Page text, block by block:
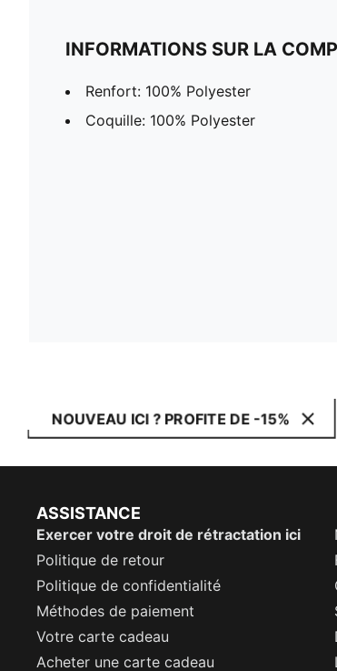
INFORMATIONS SUR LA
Renfort: 100% Polyester
Coquille: 100% Polyester
NOUVEAU ICI ? PROFITE DE -15%
ASSISTANCE
Exercer votre droit de rétractation ici
Politique de retour
Politique de confidentialité
Méthodes de paiement
Votre carte cadeau
Acheter une carte cadeau